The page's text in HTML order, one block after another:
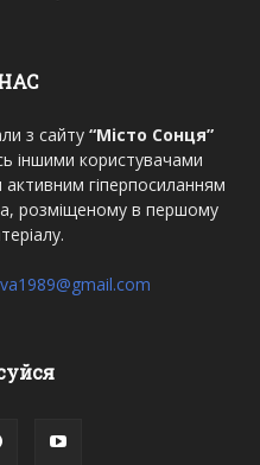
з сайту “Місто Сонця”
іншими користувачами
гіперпосиланням
розміщеному в першому